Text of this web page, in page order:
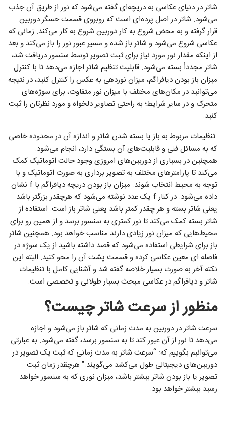
شاتر در دنیای عکاسی به دریچه‌ای گفته می‌شود که نور از طریق آن جذب
می‌شود. شاتر در اصل پرده‌ای است که روبروی قسمت حسگر دوربین
قرار گرفته و به محض شروع به کار دوربین شروع به کار می‌کند. زمانی که
عکاسی شروع می‌شود و شاتر باز شده و مسیر عبور نور را باز می‌کند و بعد
از اینکه مقدار نور مورد نیاز برای ثبت تصویر توسط سنسور دریافت شد،
شاتر مجدداً بسته می‌شود. قابلیت تنظیم شاتر اجازه می‌دهد تا با کنترل
میزان باز بودن دیافراگم، میزان نوردهی به عکس را کنترل کنید، در نتیجه
می‌توانید در مکان‌های مختلف با میزان نور متفاوت، برای سوژه‌های
متحرک و در سایر شرایط؛ به راحتی تصاویر دلخواه و مورد نظرتان را ثبت
کنید.
تنظیمات مربوط به باز یا بسته شدن شاتر و اندازه آن در محدوده خاصی
که به مسائل فنی و قابلیت‌های آن بستگی دارد، انجام می‌شود.
همچنین در بسیاری از دوربین‌های امروزی وجود حالت اتوماتیک کمک
می‌کند تا پارامترهای مختلف به تصویر برداری به صورت اتوماتیک و با
توجه به محیط انتخاب شوند. میزان باز بودن دریچه دیافراگم با f نشان
داده می‌شود. در کنار f یک عدد نوشته می‌شود که هرچقدر بزرگتر باشد
یعنی شاتر بسته و هر چقدر کمتر باشد یعنی شاتر باز است. استفاده از
شاتر بسته کمک می‌کند تا نور کمتری به سنسور برسد و از همین رو برای
محیط‌هایی که میزان نور زیادی دارند مناسب خواهد بود. همچنین شاتر
باز برای شرایطی استفاده می‌شود که قصد داشته باشید از یک سوژه در
فاصله ای معین عکاسی کرده و قسمت پشت آن را محو کنید. البته این
نکته آخر به صورت بسیار خلاصه گفته شد و آشنایی کامل با تنظیمات
شاتر و دیافراگم در عکاسی مبحث بسیار طولانی و تخصصی است.
منظور از سرعت شاتر چیست؟
سرعت شاتر در دوربین به مدت زمانی که شاتر باز می‌شود و اجازه
می‌دهد تا نور از آن عبور کند تا به سنسور برسد، گفته می‌شود. به عبارتی
می‌توانیم بگوییم که: “سرعت شاتر به مدت زمانی که ثبت یک تصویر در
دوربین‌های دیجیتالی طول می‌کشد می‌گویند.” هرچقدر زمان ثبت
تصویر یا باز بودن شاتر بیشتر باشد، میزان نوری که به سنسور خواهد
رسید بیشتر خواهد بود.